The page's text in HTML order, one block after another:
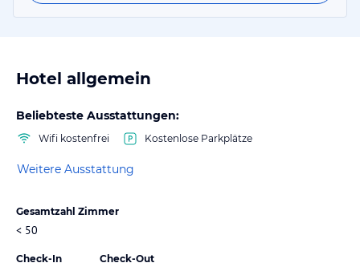
Hotel allgemein
Beliebteste Ausstattungen:
Wifi kostenfrei Kostenlose Parkplätze
Weitere Ausstattung
Gesamtzahl Zimmer
< 50
Check-In Check-Out